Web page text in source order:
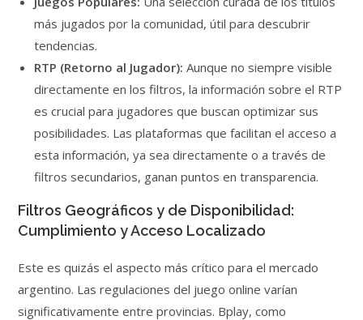
más jugados por la comunidad, útil para descubrir
tendencias.
RTP (Retorno al Jugador): Aunque no siempre visible
directamente en los filtros, la información sobre el RTP
es crucial para jugadores que buscan optimizar sus
posibilidades. Las plataformas que facilitan el acceso a
esta información, ya sea directamente o a través de
filtros secundarios, ganan puntos en transparencia.
Filtros Geográficos y de Disponibilidad:
Cumplimiento y Acceso Localizado
Este es quizás el aspecto más crítico para el mercado
argentino. Las regulaciones del juego online varían
significativamente entre provincias. Bplay, como